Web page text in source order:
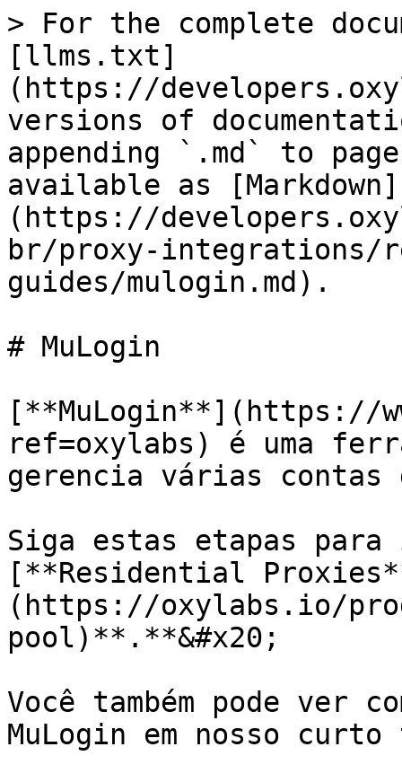
> For the complete
[llms.txt]
(https://
versions of
appending `.md` to
available as [Markdown]
(https://
br/proxy-integrations/
guides/mulogin.md).
# MuLogin
[**MuLogin**](https://
ref=oxylabs) é uma
gerencia várias contas
Siga estas etapas
[**Residential
(https://oxylabs.io/
pool)**.**&#x20;
Você também pode ver
MuLogin em nosso